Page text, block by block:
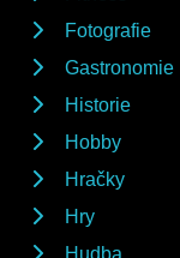
Fotografie
Gastronomie
Historie
Hobby
Hračky
Hry
Hudba